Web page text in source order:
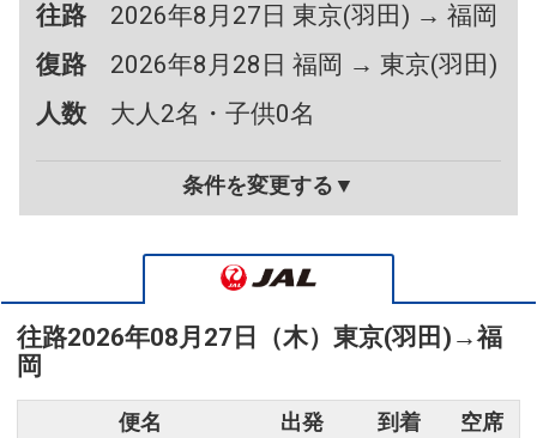
往路
2026年8月27日 東京(羽田) → 福岡
復路
2026年8月28日 福岡 → 東京(羽田)
人数
大人2名・子供0名
条件を変更する▼
往路2026年08月27日（木） 東京(羽田) →福
岡
便名 出発 到着 空席